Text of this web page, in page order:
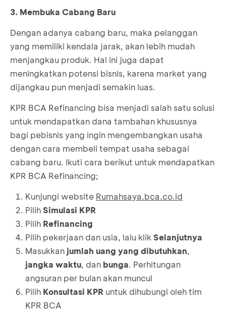
3. Membuka Cabang Baru
Dengan adanya cabang baru, maka pelanggan
yang memiliki kendala jarak, akan lebih mudah
menjangkau produk. Hal ini juga dapat
meningkatkan potensi bisnis, karena market yang
dijangkau pun menjadi semakin luas.
KPR BCA Refinancing bisa menjadi salah satu solusi
untuk mendapatkan dana tambahan khususnya
bagi pebisnis yang ingin mengembangkan usaha
dengan cara membeli tempat usaha sebagai
cabang baru. Ikuti cara berikut untuk mendapatkan
KPR BCA Refinancing;
Kunjungi website Rumahsaya.bca.co.id
PilihSimulasi KPR
Pilih Refinancing
Pilih pekerjaan dan usia, lalu klik Selanjutnya
Masukkan jumlah uang yang dibutuhkan,
jangka waktu, dan bunga. Perhitungan
angsuran per bulan akan muncul
Pilih Konsultasi KPR untuk dihubungi oleh tim
KPR BCA